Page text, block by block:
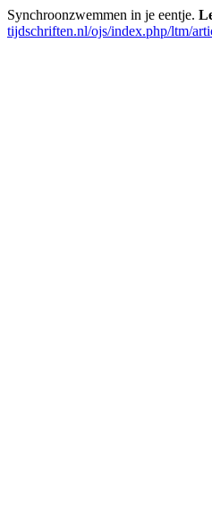
Synchroonzwemmen in je eentje.
tijdschriften.nl/ojs/index.php/ltm/